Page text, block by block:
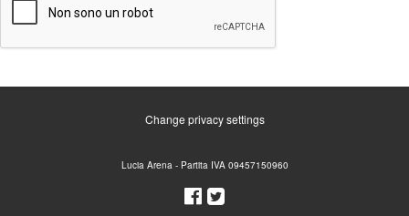
Change privacy settings
Lucia Arena - Partita IVA 09457150960